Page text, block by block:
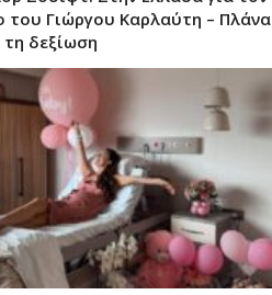
του Γιώργου Καρλαύτη – Πλάνα
δεξίωση